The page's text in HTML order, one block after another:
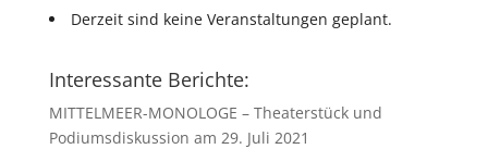
Derzeit sind keine Veranstaltungen geplant.
Interessante Berichte:
MITTELMEER-MONOLOGE – Theaterstück und
Podiumsdiskussion am 29. Juli 2021